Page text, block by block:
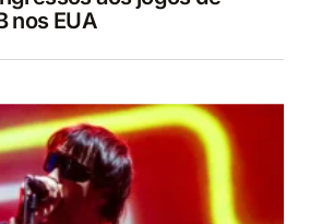
nos EUA